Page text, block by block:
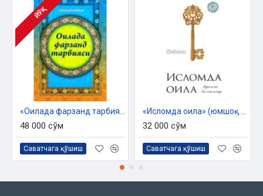
ЙЎҚ
48 000 сўм
Саватчага қўшиш
32 000 сўм
Саватчага қўшиш